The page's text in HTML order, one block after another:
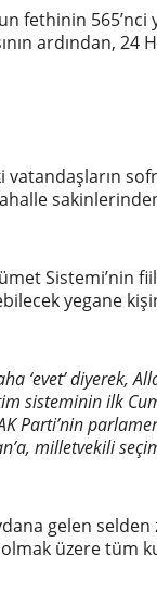
fethinin
ardından, 24
Sistemi’nin
yegane
‘evet’ diyerek,
sisteminin ilk
Parti’nin
milletvekili se
gelen
üzere tüm